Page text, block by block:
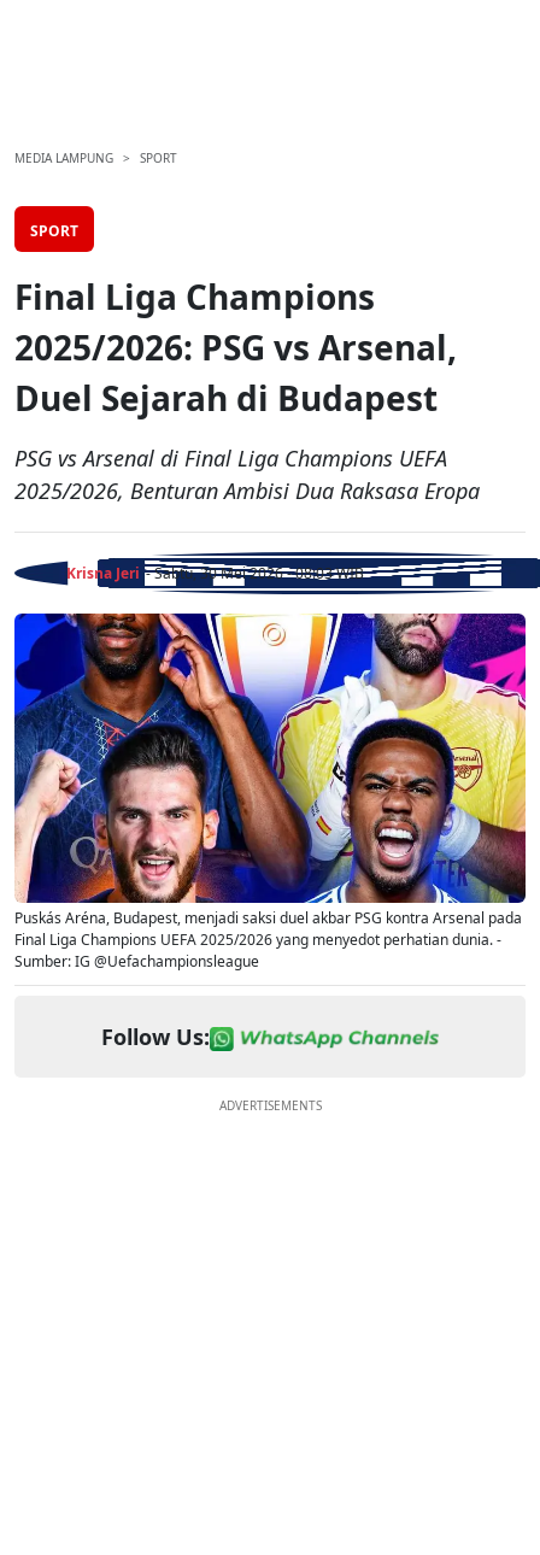
MEDIA LAMPUNG SPORT
SPORT
Final Liga Champions
2025/2026: PSG vs Arsenal,
Duel Sejarah di Budapest
PSG vs Arsenal di Final Liga Champions UEFA
2025/2026, Benturan Ambisi Dua Raksasa Eropa
Krisna Jeri - Sabtu, 30 Mei 2026 - 08:03 WIB
Puskás Aréna, Budapest, menjadi saksi duel akbar PSG kontra Arsenal pada
Final Liga Champions UEFA 2025/2026 yang menyedot perhatian dunia. -
Sumber: IG @Uefachampionsleague
Follow Us:
ADVERTISEMENTS